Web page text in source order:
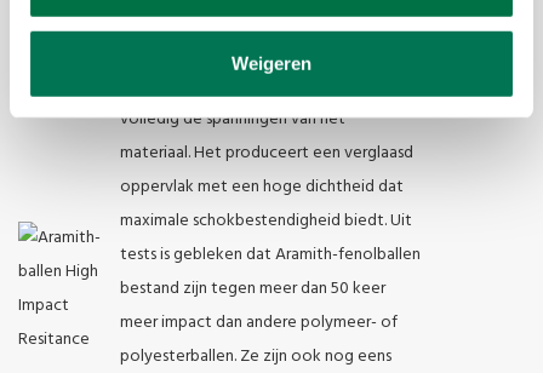
Weigeren
het biljartspel is, is slagvastheid een
kritieke factor. Aramith's fenolische
volledig de spanningen van het
materiaal. Het produceert een verglaasd
oppervlak met een hoge dichtheid dat
maximale schokbestendigheid biedt. Uit
tests is gebleken dat Aramith-fenolballen
bestand zijn tegen meer dan 50 keer
meer impact dan andere polymeer- of
polyesterballen. Ze zijn ook nog eens